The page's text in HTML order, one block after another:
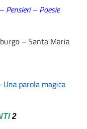
Pensieri – Poesie
– Santa Maria
Una parola magica
2